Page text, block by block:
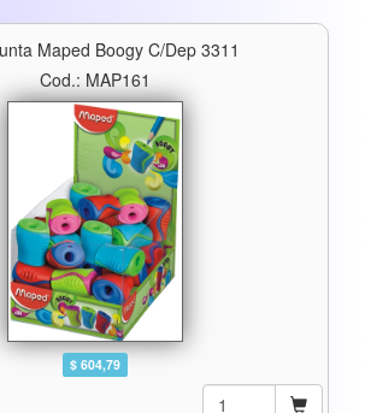
Maped Boogy C/dep 3311
Cod.: MAP161
$ 604,79